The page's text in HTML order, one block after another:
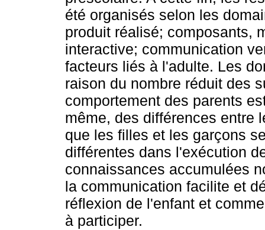
été organisés selon les
produit réalisé; composants,
interactive; communication
facteurs liés à l'adulte. Les
raison du nombre réduit des
comportement des parents
même, des différences entre
que les filles et les garçons
différentes dans l'exécution
connaissances accumulées
la communication facilite et
réflexion de l'enfant et
à participer.